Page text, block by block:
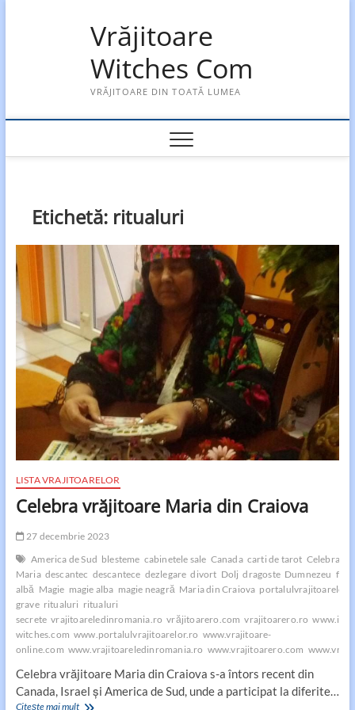
Vrăjitoare
Witches Com
VRĂJITOARE DIN TOATĂ LUMEA
Etichetă: ritualuri
LISTA VRAJITOARELOR
Celebra vrăjitoare Maria din Craiova
27 decembrie 2023
America de Sud blesteme cabinetele sale Canada carti de tarot Celebra
Maria descantec descantece dezlegare divort Dolj dragoste Dumnezeu
albă Magie magie alba magie neagră Maria din Craiova
grave ritualuri ritualuri
secrete vrajitoareledinromania.ro vrăjitoarero.com vrajitoarero.ro
witches.com www.portalulvrajitoarelor.ro www.vrajitoare-
online.com www.vrajitoareledinromania.ro www.vrajitoarero.com
Celebra vrăjitoare Maria din Craiova s-a întors recent din
Canada, Israel şi America de Sud, unde a participat la diferite…
Citește mai multCelebra